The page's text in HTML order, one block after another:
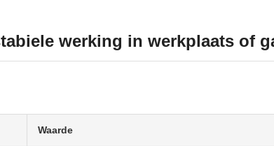
werking in werkplaats of
Waarde